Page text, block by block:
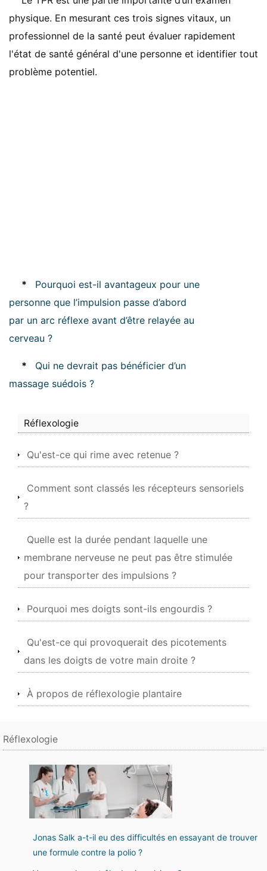
physique. En mesurant ces trois signes vitaux, un
professionnel de la santé peut évaluer rapidement
l'état de santé général d'une personne et identifier tout
problème potentiel.
*
Pourquoi est-il avantageux pour une
personne que l’impulsion passe d’abord
par un arc réflexe avant d’être relayée au
cerveau ?
*
Qui ne devrait pas bénéficier d’un
massage suédois ?
Réflexologie
Qu'est-ce qui rime avec retenue ?
Comment sont classés les récepteurs sensoriels
?
Quelle est la durée pendant laquelle une
membrane nerveuse ne peut pas être stimulée
pour transporter des impulsions ?
Pourquoi mes doigts sont-ils engourdis ?
Qu'est-ce qui provoquerait des picotements
dans les doigts de votre main droite ?
À propos de réflexologie plantaire
Réflexologie
Jonas Salk a-t-il eu des difficultés en essayant de trouver
une formule contre la polio ?